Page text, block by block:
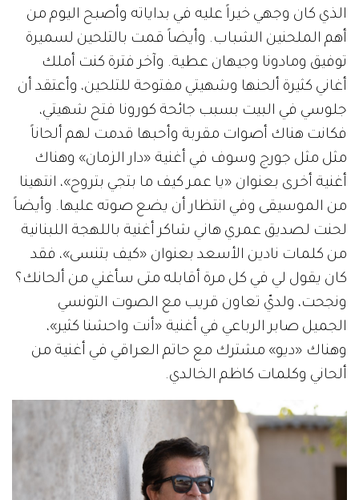
الذي كان وجهي خيراً عليه في بداياته وأصبح اليوم من
أهم الملحنين الشباب. وأيضاً قمت بالتلحين لسميرة
توفيق ومادونا وجيهان عطية. وآخر فترة كنت أملك
أغاني كثيرة ألحنها وشهيتي مفتوحة للتلحين، وأعتقد أن
جلوسي في البيت بسبب جائحة كورونا فتح شهيتي،
فكانت هناك أصوات مقربة وأحبها قدمت لهم ألحاناً
مثل مثل جورج وسوف في أغنية «دار الزمان» وهناك
أغنية أخرى بعنوان «يا عمر كيف ما بتجي بتروح»، انتهينا
من الموسيقى وفي انتظار أن يضع صوته عليها. وأيضاً
لحنت لصديق عمري هاني شاكر أغنية باللهجة اللبنانية
من كلمات نادين الأسعد بعنوان «كيف بتنسى»، فقد
كان يقول لي في كل مرة أقابله متى سأغني من ألحانك؟
ونجحت، ولديّ تعاون قريب مع الصوت التونسي
الجميل صابر الرباعي في أغنية «أنت واحشنا كثير»،
وهناك «ديو» مشترك مع حاتم العراقي في أغنية من
ألحاني وكلمات كاظم الخالدي.